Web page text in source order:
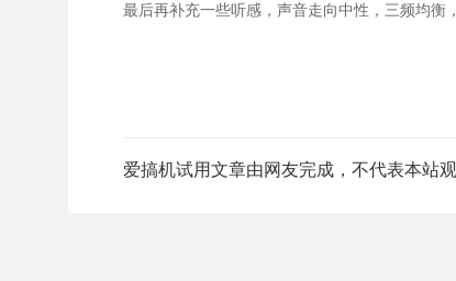
最后再补充一些听感，声音走向中性，三频均衡
爱搞机试用文章由网友完成，不代表本站观